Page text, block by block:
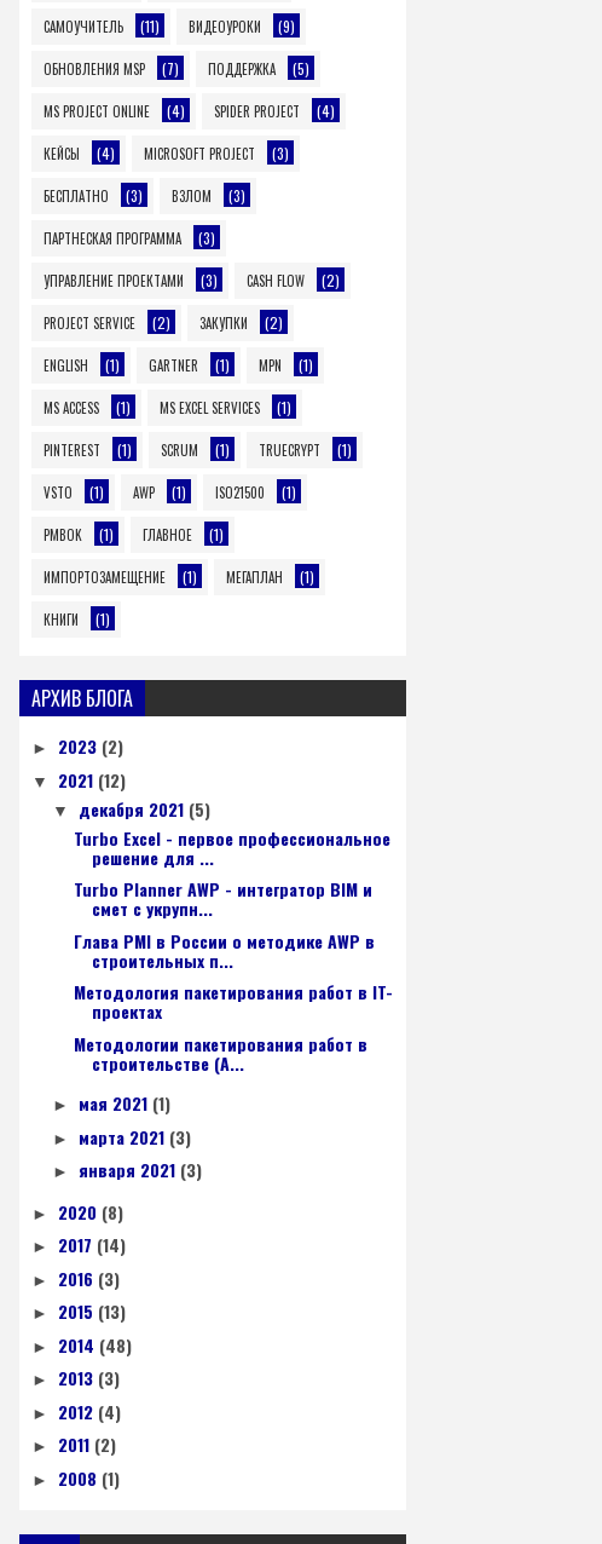
САМОУЧИТЕЛЬ (11) ВИДЕОУРОКИ (9)
ОБНОВЛЕНИЯ MSP (7) ПОДДЕРЖКА (5)
MS PROJECT ONLINE (4) SPIDER PROJECT (4)
КЕЙСЫ (4) MICROSOFT PROJECT (3)
БЕСПЛАТНО (3) ВЗЛОМ (3)
ПАРТНЕСКАЯ ПРОГРАММА (3)
УПРАВЛЕНИЕ ПРОЕКТАМИ (3) CASH FLOW (2)
PROJECT SERVICE (2) ЗАКУПКИ (2)
ENGLISH (1) GARTNER (1) MPN (1)
MS ACCESS (1) MS EXCEL SERVICES (1)
PINTEREST (1) SCRUM (1) TRUECRYPT (1)
VSTO (1) AWP (1) ISO21500 (1)
PMBOK (1) ГЛАВНОЕ (1)
ИМПОРТОЗАМЕЩЕНИЕ (1) МЕГАПЛАН (1)
КНИГИ (1)
АРХИВ БЛОГА
► 2023 (2)
▼ 2021 (12)
▼ декабря 2021 (5)
Turbo Excel - первое профессиональное
решение для ...
Turbo Planner AWP - интегратор BIM и
смет с укрупн...
Глава PMI в России о методике AWP в
строительных п...
Методология пакетирования работ в IT-
проектах
Методологии пакетирования работ в
строительстве (A...
► мая 2021 (1)
► марта 2021 (3)
► января 2021 (3)
► 2020 (8)
► 2017 (14)
► 2016 (3)
► 2015 (13)
► 2014 (48)
► 2013 (3)
► 2012 (4)
► 2011 (2)
► 2008 (1)